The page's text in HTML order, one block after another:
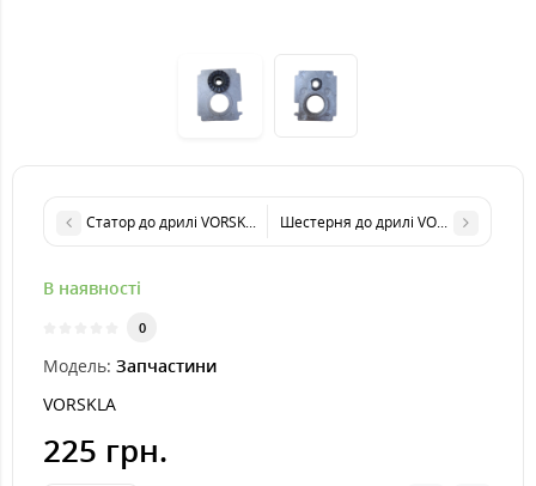
Статор до дрилі VORSKLA ПМЗ 750-30SШестерня до дрилі VORSKLA ПМЗ
В наявності
0
Модель: Запчастини
VORSKLA
225 грн.